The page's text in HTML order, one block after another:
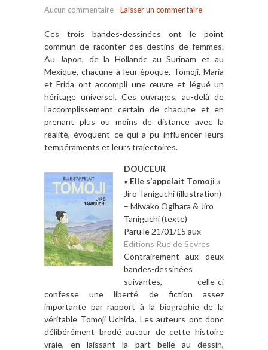
Aucun commentaire - Laisser un commentaire
Ces trois bandes-dessinées ont le point
commun de raconter des destins de femmes.
Au Japon, de la Hollande au Surinam et au
Mexique, chacune à leur époque, Tomoji, Maria
et Frida ont accompli une œuvre et légué un
héritage universel. Ces ouvrages, au-delà de
l’accomplissement certain de chacune et en
prenant plus ou moins de distance avec la
réalité, évoquent ce qui a pu influencer leurs
tempéraments et leurs trajectoires.
DOUCEUR
« Elle s’appelait Tomoji »
Jiro Taniguchi (illustration)
– Miwako Ogihara & Jiro
Taniguchi (texte)
Paru le 21/01/15 aux
Editions Rue de Sèvres
Contrairement aux deux
bandes-dessinées
suivantes, celle-ci
confesse une liberté de fiction assez
importante par rapport à la biographie de la
véritable Tomoji Uchida. Les auteurs ont donc
délibérément brodé autour de cette histoire
vraie, en laissant la part belle au dessin,